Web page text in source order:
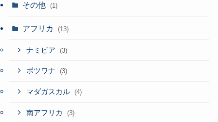
その他 (1)
アフリカ (13)
ナミビア (3)
ボツワナ (3)
マダガスカル (4)
南アフリカ (3)